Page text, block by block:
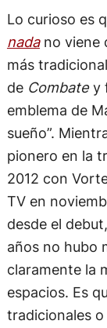
Lo curioso es
nadano viene
más
de Combatey
emblema de
sueño”.
pionero en la
2012 con
TV en
desde el
años no hubo
claramente la
espacios. Es
tradicionales o